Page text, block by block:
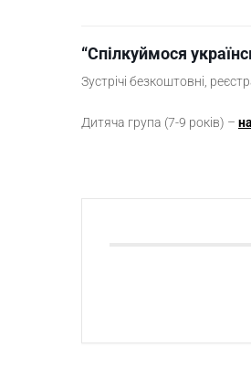
“Спілкуймося
Зустрічі безкоштовні,
Дитяча група (7-9 років) –